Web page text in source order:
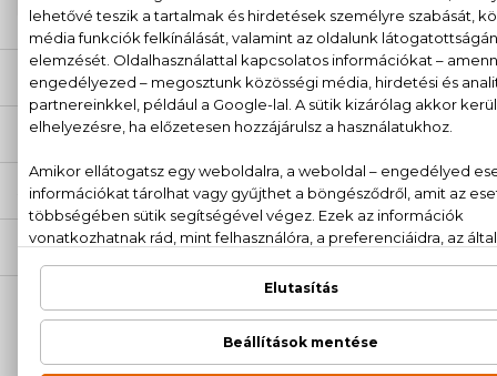
LEÍRÁS
ÉRTÉKELÉSEK (0)
SZÁLLÍTÁS
NEKED AJÁNLJUK